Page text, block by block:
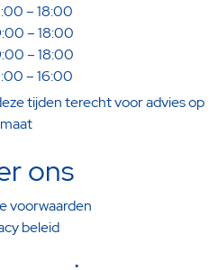
– 18:00
– 18:00
– 18:00
– 16:00
tijden terecht voor advies op
maat
ons
voorwaarden
beleid